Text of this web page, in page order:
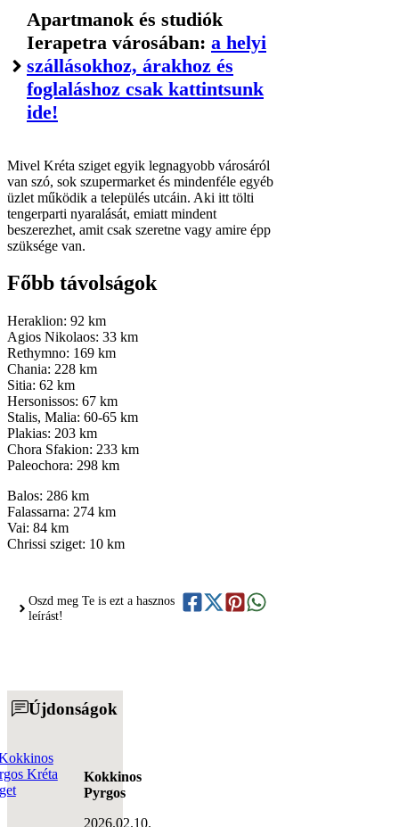
Apartmanok és studiók
Ierapetra városában: a helyi
szállásokhoz, árakhoz és
foglaláshoz csak kattintsunk
ide!
Mivel Kréta sziget egyik legnagyobb városáról
van szó, sok szupermarket és mindenféle egyéb
üzlet működik a település utcáin. Aki itt tölti
tengerparti nyaralását, emiatt mindent
beszerezhet, amit csak szeretne vagy amire épp
szüksége van.
Főbb távolságok
Heraklion: 92 km
Agios Nikolaos: 33 km
Rethymno: 169 km
Chania: 228 km
Sitia: 62 km
Hersonissos: 67 km
Stalis, Malia: 60-65 km
Plakias: 203 km
Chora Sfakion: 233 km
Paleochora: 298 km
Balos: 286 km
Falassarna: 274 km
Vai: 84 km
Chrissi sziget: 10 km
Oszd meg Te is ezt a hasznos
leírást!
Újdonságok
Kokkinos
Pyrgos
2026.02.10.